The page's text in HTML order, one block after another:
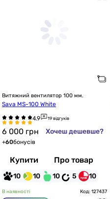
Витяжний вентилятор 100 мм.
Sava MS-100 White
19 відгуків
6 000 грн Хочеш дешевше?
+60бонусів
Купити Про товар
10 10 10 5 10
В наявності Код: 127437